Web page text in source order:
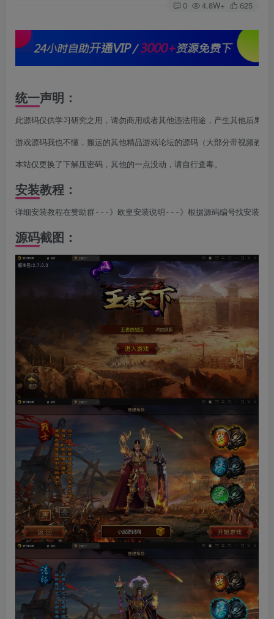
0 4.8W+ 625
统一声明：
此源码仅供学习研究之用，请勿商用或者其他违法用途，产生其他后果与
游戏源码我也不懂，搬运的其他精品游戏论坛的源码（大部分带视频教程
本站仅更换了下解压密码，其他的一点没动，请自行查毒。
安装教程：
详细安装教程在赞助群---》欧皇安装说明---》根据源码编号找安装说
源码截图：